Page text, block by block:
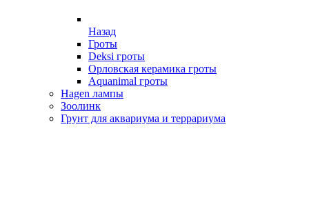
Назад
Гроты
Deksi гроты
Орловская керамика гроты
Aquanimal гроты
Hagen лампы
Зоолинк
Грунт для аквариума и террариума